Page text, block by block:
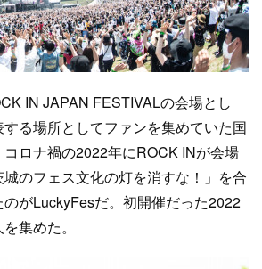
IN JAPAN FESTIVALの会場とし
る場所としてファンを集めていた国
ロナ禍の2022年にROCK INが会場
のフェス文化の灯を消すな！」を合
がLuckyFesだ。初開催だった2022
集めた。